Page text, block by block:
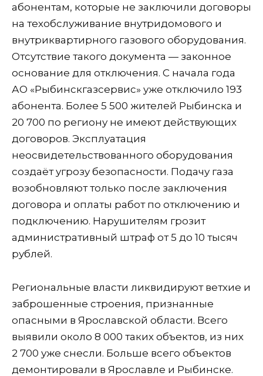
абонентам, которые не заключили договоры
на техобслуживание внутридомового и
внутриквартирного газового оборудования.
Отсутствие такого документа — законное
основание для отключения. С начала года
АО «Рыбинскгазсервис» уже отключило 193
абонента. Более 5 500 жителей Рыбинска и
20 700 по региону не имеют действующих
договоров. Эксплуатация
неосвидетельствованного оборудования
создаёт угрозу безопасности. Подачу газа
возобновляют только после заключения
договора и оплаты работ по отключению и
подключению. Нарушителям грозит
административный штраф от 5 до 10 тысяч
рублей.
Региональные власти ликвидируют ветхие и
заброшенные строения, признанные
опасными в Ярославской области. Всего
выявили около 8 000 таких объектов, из них
2 700 уже снесли. Больше всего объектов
демонтировали в Ярославле и Рыбинске.